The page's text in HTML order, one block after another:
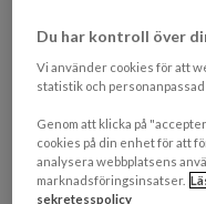
Sortimentet omfattar
finns även höga
om utrymme för djupa
passar för odling av
Denna modell levereras
gör dem väl lämpade för
utomhus.
Du har kontroll över
Vi använder cookies för att
statistik och
Genom att klicka på
cookies på din enhet för att
analysera webbplatsens
marknadsföringsinsatser.
sekretesspolicy